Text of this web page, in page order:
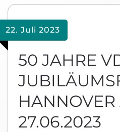
22. Juli 2023
50 JAHRE
HANNOVER
27.06.2023